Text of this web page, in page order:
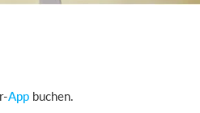
App buchen.